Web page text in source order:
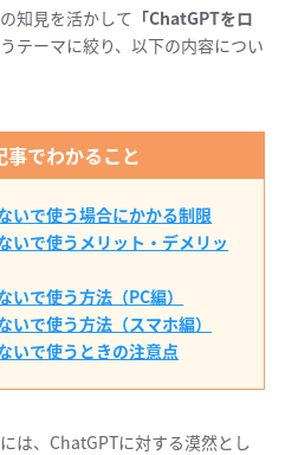
知見を活かして 「ChatGPTをロ
テーマに絞り、以下の内容につい
事でわかること
いで使う場合にかかる制限
いで使うメリット・デメリッ
で使う方法（PC編）
で使う方法（スマホ編）
いで使うときの注意点
は、ChatGPTに対する漠然とし